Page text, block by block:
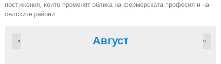
постижения, които променят облика на фермерската професия и на
селските райони.
Август
« »